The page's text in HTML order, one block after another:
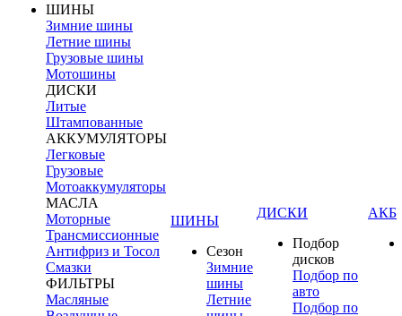
ШИНЫ
Зимние шины
Летние шины
Грузовые шины
Мотошины
ДИСКИ
Литые
Штампованные
АККУМУЛЯТОРЫ
Легковые
Грузовые
Мотоаккумуляторы
МАСЛА
Моторные
Трансмиссионные
Антифриз и Тосол
Смазки
ФИЛЬТРЫ
Масляные
ШИНЫ
Сезон
Зимние
шины
Летние
ДИСКИ
Подбор
дисков
Подбор по
авто
Подбор по
АКБ